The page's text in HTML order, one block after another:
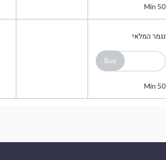
Min 50
נגמר המלאי
Min 50